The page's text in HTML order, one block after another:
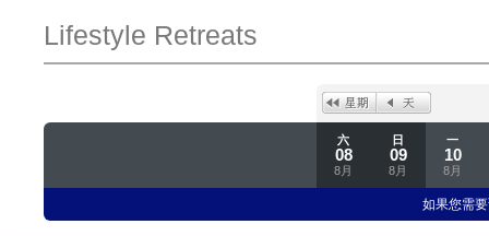
Lifestyle Retreats
六
08
8月
日
09
8月
一
10
8月
如果您需